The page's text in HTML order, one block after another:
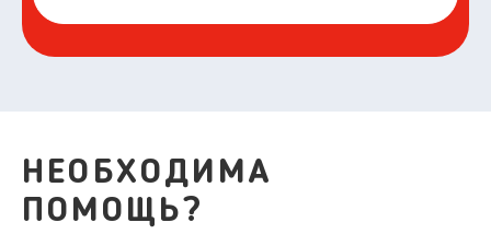
НЕОБХОДИМА
ПОМОЩЬ?